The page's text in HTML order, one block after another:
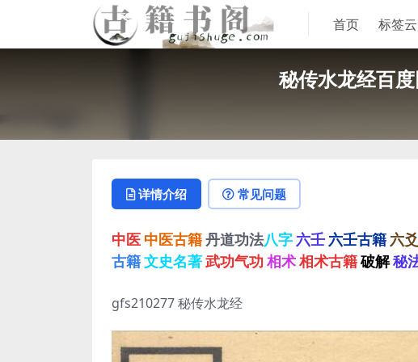
首页 标签云
秘传水龙经百
详情介绍 常见问题
中医 中医古籍丹道功法八字 六壬 六壬古籍 六爻
古籍文史名著武功气功 相术相术古籍破解秘
gfs210277 秘传水龙经